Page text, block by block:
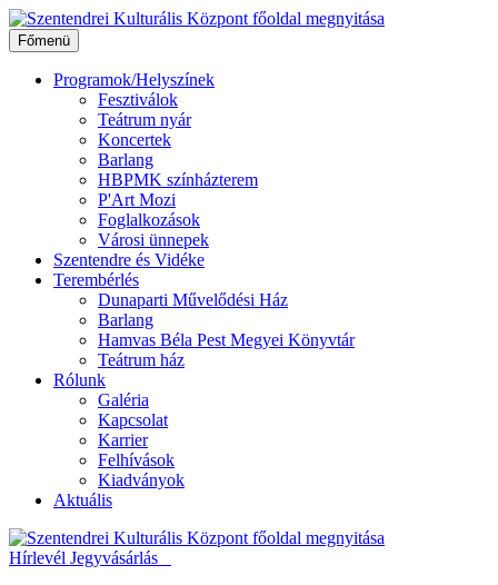
Ugrás
a
tartalomhoz
Főmenü
Programok/Helyszínek
Fesztiválok
Teátrum nyár
Koncertek
Barlang
HBPMK színházterem
P'Art Mozi
Foglalkozások
Városi ünnepek
Szentendre és Vidéke
Terembérlés
Dunaparti Művelődési Ház
Barlang
Hamvas Béla Pest Megyei Könyvtár
Teátrum ház
Rólunk
Galéria
Kapcsolat
Karrier
Felhívások
Kiadványok
Aktuális
Hírlevél Jegyvásárlás